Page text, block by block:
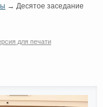
→ Десятое заседание
для печати